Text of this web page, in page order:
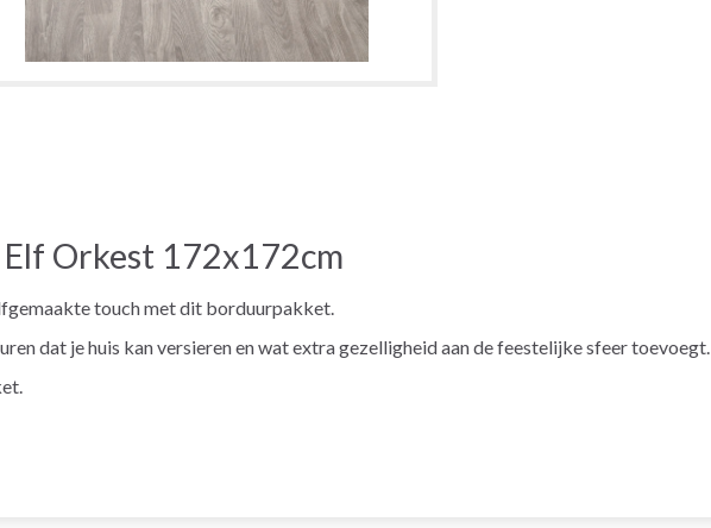
Orkest 172x172cm
touch met dit borduurpakket.
dat je huis kan versieren en wat extra gezelligheid aan de feestelijke sfeer toevoegt.